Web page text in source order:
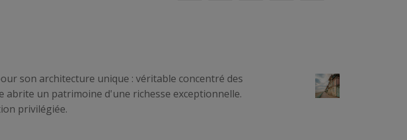
son architecture unique : véritable concentré des
abrite un patrimoine d'une richesse exceptionnelle.
privilégiée.